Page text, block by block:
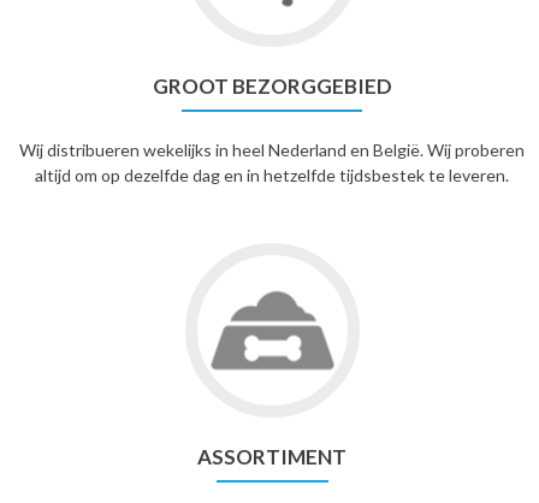
GROOT BEZORGGEBIED
Wij distribueren wekelijks in heel Nederland en België. Wij proberen
altijd om op dezelfde dag en in hetzelfde tijdsbestek te leveren.
ASSORTIMENT